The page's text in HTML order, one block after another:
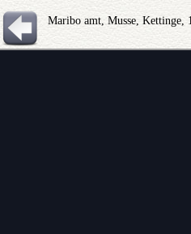
Maribo amt, Musse,